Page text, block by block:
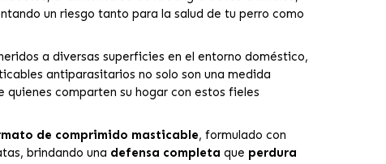
un riesgo tanto para la salud de tu perro como
a diversas superficies en el entorno doméstico,
antiparasitarios no solo son una medida
comparten su hogar con estos fieles
de comprimido masticable, formulado con
brindando una defensa completa que perdura